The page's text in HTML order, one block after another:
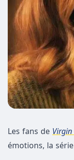
Les fans de Virgin
émotions, la